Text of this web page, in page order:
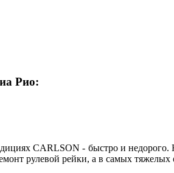
Рио:
CARLSON - быстро и
рулевой рейки, а в самых тяжелых